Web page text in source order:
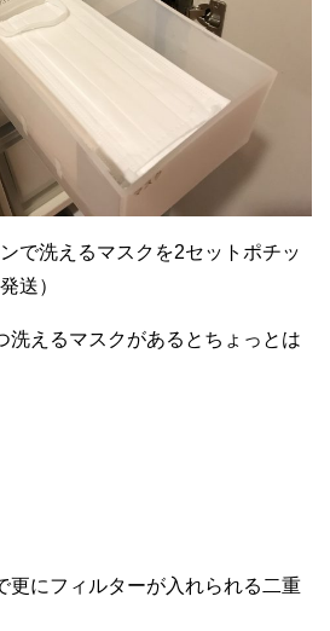
で洗えるマスクを2セットポチッ
送）
洗えるマスクがあるとちょっとは
更にフィルターが入れられる二重